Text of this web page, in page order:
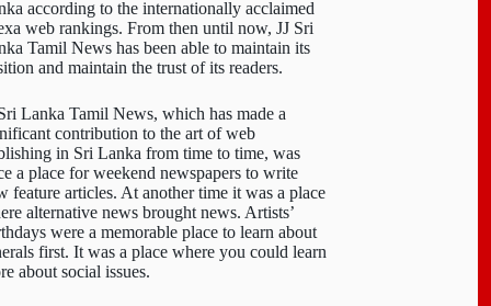
according to the internationally acclaimed
web rankings. From then until now, JJ Sri
Tamil News has been able to maintain its
and maintain the trust of its readers.
Lanka Tamil News, which has made a
contribution to the art of web
in Sri Lanka from time to time, was
a place for weekend newspapers to write
feature articles. At another time it was a place
alternative news brought news. Artists’
were a memorable place to learn about
first. It was a place where you could learn
about social issues.